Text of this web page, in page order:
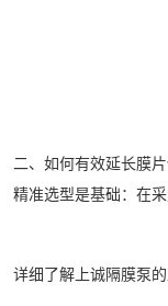
二、如何有效延长膜片
精准选型是基础：在
详细了解上诚隔膜泵